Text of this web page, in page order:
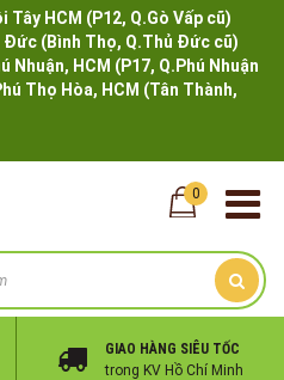
Tây HCM (P12, Q.Gò Vấp cũ)
Đức (Bình Thọ, Q.Thủ Đức cũ)
Nhuận, HCM (P17, Q.Phú Nhuận
Thọ Hòa, HCM (Tân Thành,
0
GIAO HÀNG SIÊU TỐC
trong KV Hồ Chí Minh